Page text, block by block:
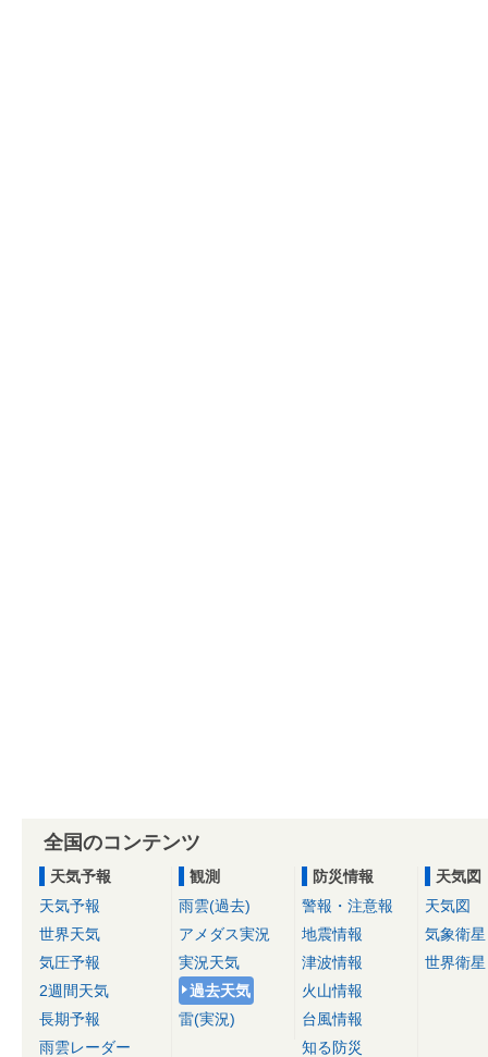
全国のコンテンツ
天気予報
天気予報
世界天気
気圧予報
2週間天気
長期予報
雨雲レーダー
観測
雨雲(過去)
アメダス実況
実況天気
過去天気
雷(実況)
防災情報
警報・注意報
地震情報
津波情報
火山情報
台風情報
知る防災
天気図
天気図
気象衛星
世界衛星